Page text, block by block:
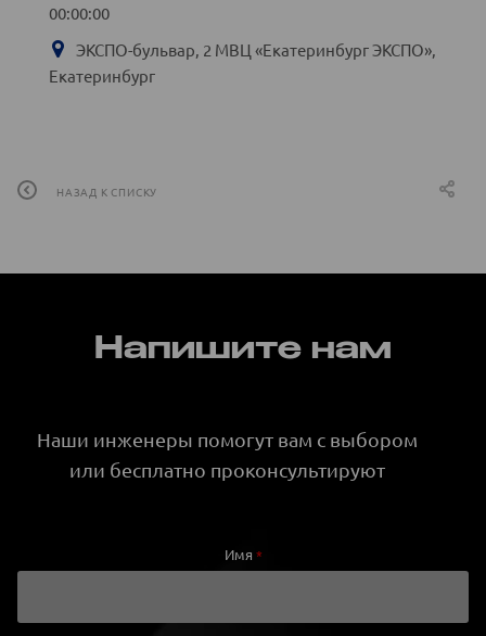
00:00:00
ЭКСПО-бульвар, 2 МВЦ «Екатеринбург ЭКСПО»,
Екатеринбург
НАЗАД К СПИСКУ
Напишите нам
Наши инженеры помогут вам с выбором
или бесплатно проконсультируют
Имя *